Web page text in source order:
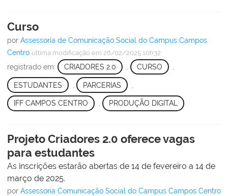
Curso
por Assessoria de Comunicação Social do Campus Campos
Centro última modificação em 26/02/2025 10h32
registrado em: CRIADORES 2.0 CURSO
ESTUDANTES PARCERIAS
IFF CAMPOS CENTRO , PRODUÇÃO DIGITAL
Projeto Criadores 2.0 oferece vagas
para estudantes
As inscrições estarão abertas de 14 de fevereiro a 14 de
março de 2025.
por Assessoria Comunicação Social do Campus Campos Centro